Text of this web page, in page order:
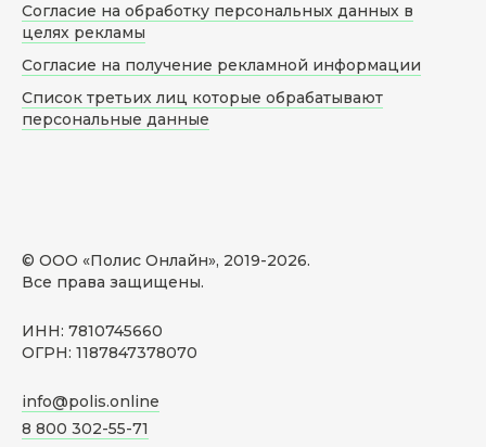
© ООО «Полис Онлайн», 2019-2026.
Все права защищены.
ИНН: 7810745660
ОГРН: 1187847378070
info@polis.online
8 800 302-55-71
Согласие на обработку персональных данных в
целях рекламы
Согласие на получение рекламной информации
Список третьих лиц которые обрабатывают
персональные данные